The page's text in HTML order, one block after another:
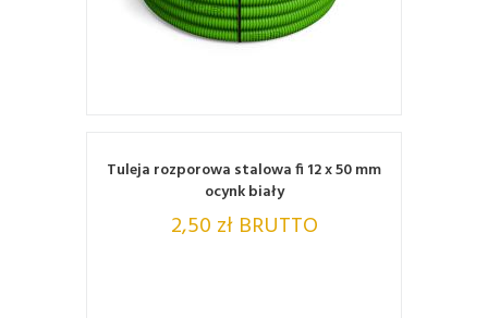
Tuleja rozporowa stalowa fi 12 x 50 mm
ocynk biały
2,50 zł BRUTTO